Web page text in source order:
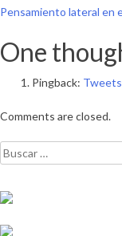
de
entradas
Pensamiento lateral en
One
Pingback:
Comments are closed.
Buscar: